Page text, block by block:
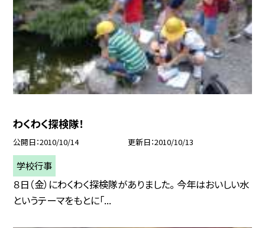
わくわく探検隊！
公開日 2010/10/14 更新日 2010/10/13
学校行事
８日（金）にわくわく探検隊がありました。 今年はおいしい水
というテーマをもとに「...